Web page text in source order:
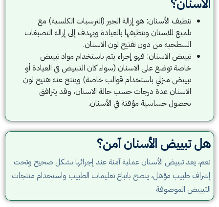
تنظيف الأسنان: هو إزالة الجير (الترسبات الكلسية) مع
تلميع للاسنان وتنظيفها بالعيادة ويهدف إلى إزالة التصبغات
السطحية من دون تفتيح لون الاسنان.
تبييض الاسنان: فهو إجراء يتم باستخدام مواد تبييض
خاصة توضع على الاسنان (سواء كان التبييض في العيادة أو
تبييض منزلي باستخدام قوالب خاصة) وينتج عنه تفتيح لون
الاسنان عدة درجات حسب حالة الاسنان، وقد يترافق
بحصول حساسية مؤقتة في الأسنان.
هل تبييض الأسنان آمن؟
نعم، يعد تبييض الأسنان عملية آمنة عند إجرائها بشكل صحيح وتحت
إشراف طبيب مؤهل، ينصح باتباع تعليمات الطبيب واستخدام منتجات
التبييض الموصوفة